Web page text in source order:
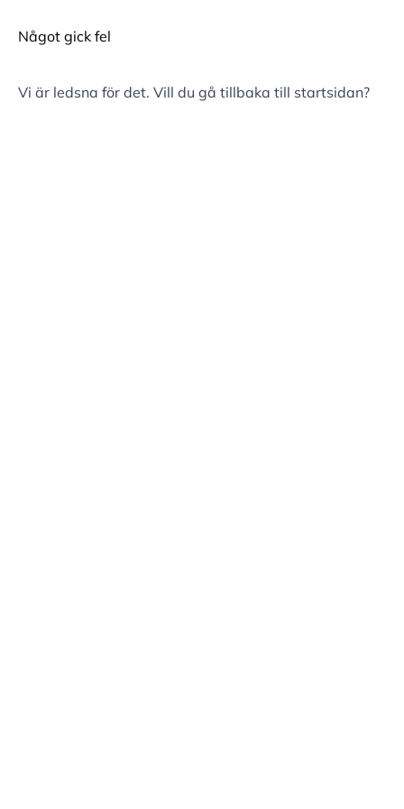
Något gick fel
Vi är ledsna för det. Vill du gå tillbaka till startsidan?